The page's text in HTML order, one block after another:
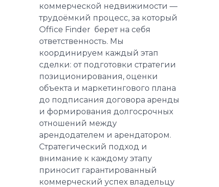
коммерческой недвижимости —
трудоёмкий процесс, за который
Office Finder берет на себя
ответственность. Мы
координируем каждый этап
сделки: от подготовки стратегии
позиционирования, оценки
объекта и маркетингового плана
до подписания договора аренды
и формирования долгосрочных
отношений между
арендодателем и арендатором.
Стратегический подход и
внимание к каждому этапу
приносит гарантированный
коммерческий успех владельцу